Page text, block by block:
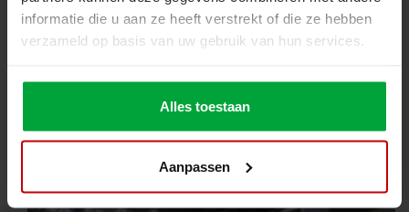
informatie die u aan ze heeft verstrekt of die ze hebben
verzameld op basis van uw gebruik van hun services.
Alles toestaan
Aanpassen
Airbus France – mezzanine floor for aerospace